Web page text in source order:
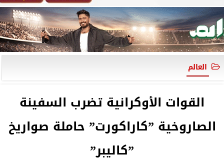
العالم
القوات الأوكرانية تضرب السفينة
الصاروخية ”كاراكورت” حاملة صواريخ
”كاليبر”